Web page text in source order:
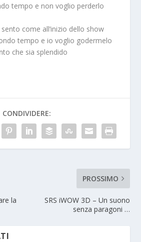
tempo e non voglio perderlo
come all’inizio dello show
tempo e io voglio godermelo
che sia splendido
CONDIVIDERE:
la
PROSSIMO
SRS iWOW 3D – Un suono
senza paragoni …